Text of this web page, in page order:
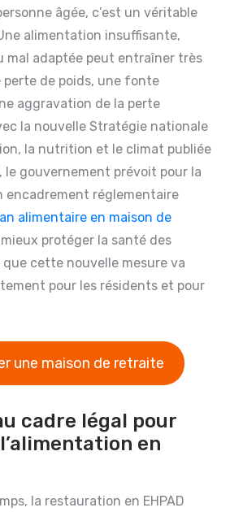
âgée, c’est un véritable
alimentation insuffisante,
mal adaptée peut entraîner très
perte de poids, une fonte
aggravation de la perte
la nouvelle Stratégie nationale
la nutrition et le climat publiée
gouvernement prévoit pour la
encadrement réglementaire
alimentaire en maison de
protéger la santé des
que cette nouvelle mesure va
pour les résidents et pour
une maison de retraite
cadre légal pour
en
la restauration en EHPAD